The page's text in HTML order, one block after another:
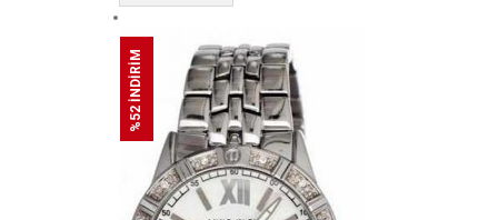
%52 İNDİRİM